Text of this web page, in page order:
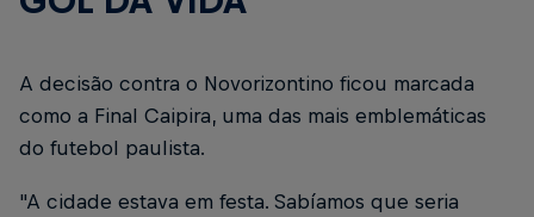
A decisão contra o Novorizontino ficou marcada
como a Final Caipira, uma das mais emblemáticas
do futebol paulista.
"A cidade estava em festa. Sabíamos que seria